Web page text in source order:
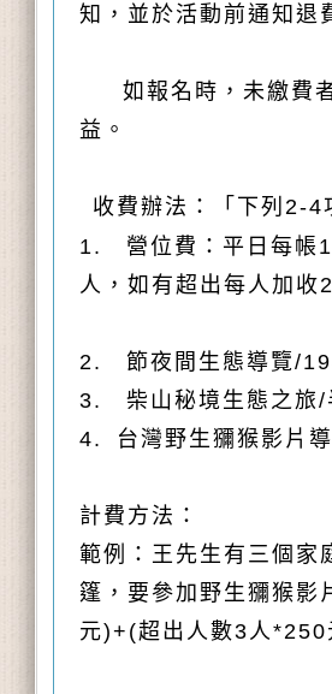
知，並於活動前通知退
如報名時，未繳費者
益。
收費辦法：「下列2-4
1.
營位費：平日每帳
人，如有超出每人加收
2. 節夜間生態導覽/
3.
柴山秘境生態之旅
4. 台灣野生獼猴影片
計費方法：
範例：王先生有三個家
篷，要參加 野生獼猴
元)+(超出人數3人